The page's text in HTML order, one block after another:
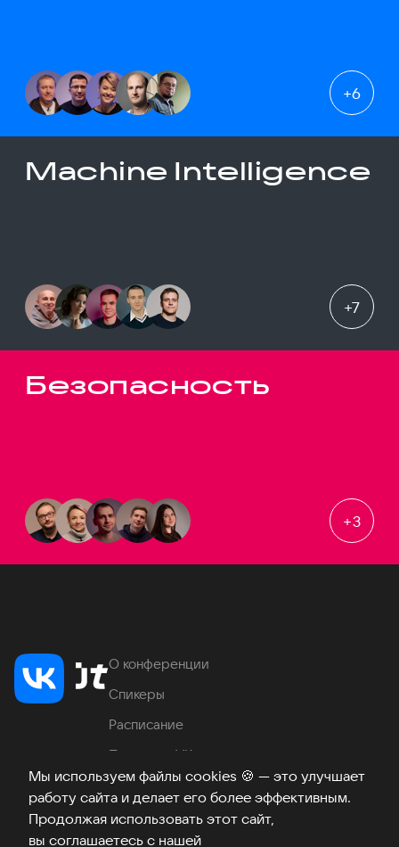
Мы используем файлы cookies 🍪 — это улучшает
работу сайта и делает его более эффективным.
Продолжая использовать этот сайт,
вы соглашаетесь с нашей
+6
Machine Intelligence
+7
Безопасность
+3
О конференции
Спикеры
Расписание
Продукты VK
Место проведения
Часто задаваемые вопросы